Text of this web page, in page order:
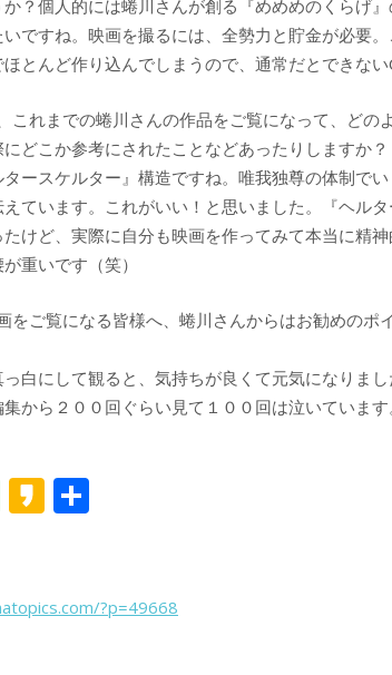
？個人的には蜷川さんが創る『めめめのくらげ』
ですね。映画を撮るには、全勢力と貯金が必要
とんど作り込んでしまうので、通常だとできな
これまでの蜷川さんの作品をご覧になって、ど
どこか参考にされたことなどあったりしますか？
ースケルター』構造ですね。唯我独尊の体制で
ています。これがいい！と思いました。『ヘル
たけど、実際に自分も映画を作ってみて本当に精
重いです（笑）
をご覧になる皆様へ、蜷川さんからはお勧めのポ
白にして観ると、気持ちが良くて元気になりま
から２００回ぐらい見て１００回は泣いていま
Li K
a ?p=49668